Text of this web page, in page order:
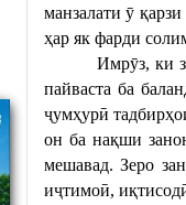
манзалати ӯ
ҳар як фарди
Имрӯз, ки
пайваста ба
ҷумҳурӣ
он ба нақши
мешавад. Зеро
иҷтимоӣ,